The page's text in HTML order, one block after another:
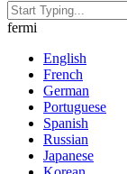
fermi
English
French
German
Portuguese
Spanish
Russian
Japanese